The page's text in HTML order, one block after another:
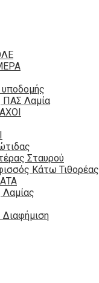
ΠΑΣ Λαμία
Σταυρού
Κάτω Τιθορέας
Διαφήμιση